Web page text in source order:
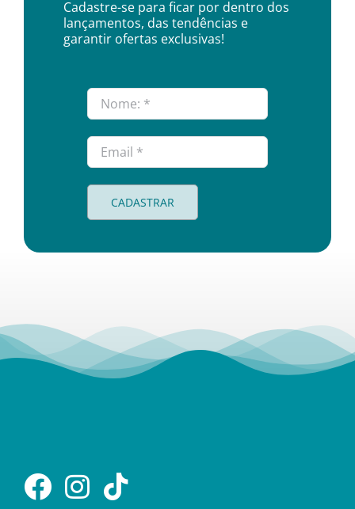
Cadastre-se para ficar por dentro dos
lançamentos, das tendências e
garantir ofertas exclusivas!
CADASTRAR